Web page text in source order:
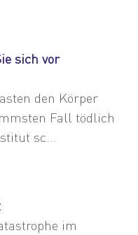
sich vor
den Körper
Fall tödlich
sc...
im